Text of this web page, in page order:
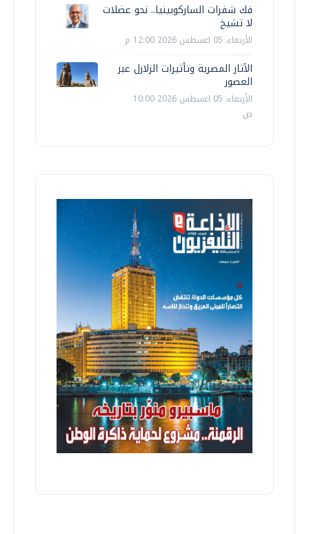
فك شفرات الساركوبينيا.. نحو عضلات
لا تشيخ
الأربعاء، 05 اغسطس 2026 12:00 م
الآثار المصرية وتأثيرات الزلازل عبر
العصور
الأربعاء، 05 اغسطس 2026 10:00
ص